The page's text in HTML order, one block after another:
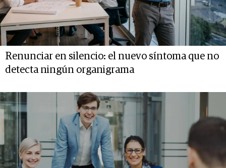
Renunciar en silencio: el nuevo síntoma que no
detecta ningún organigrama